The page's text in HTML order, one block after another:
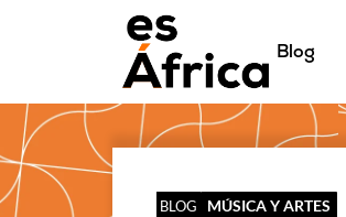
Blog
BLOG MÚSICA Y ARTES